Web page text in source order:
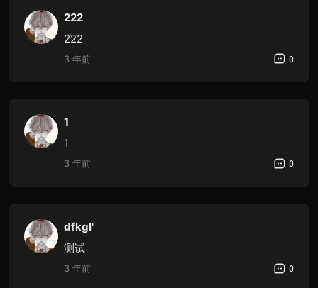
222
222
3 年前 0
1
1
3 年前 0
dfkgl'
测试
3 年前 0